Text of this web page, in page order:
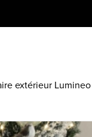
extérieur Lumineo